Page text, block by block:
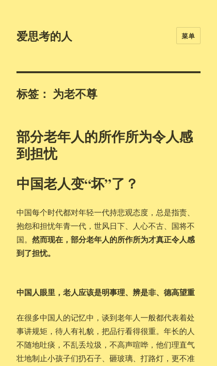
爱思考的人 菜单
标签： 为老不尊
部分老年人的所作所为令人感
到担忧
中国老人变“坏”了？
中国每个时代都对年轻一代持悲观态度，总是指责、
抱怨和担忧年青一代，世风日下、人心不古、国将不
国。然而现在，部分老年人的所作所为才真正令人感
到了担忧。
中国人眼里，老人应该是明事理、辨是非、德高望重
在很多中国人的记忆中，谈到老年人一般都代表着处
事讲规矩，待人有礼貌，把品行看得很重。年长的人
不随地吐痰，不乱丢垃圾，不高声喧哗，他们理直气
壮地制止小孩子们扔石子、砸玻璃、打路灯，更不准